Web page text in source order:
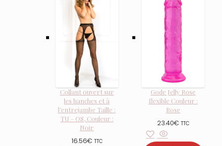
Collant ouvert sur
les hanches et à
l’entrejambe Taille :
TU – OS, Couleur :
Noir
16.56€ TTC
Gode Jelly Rose
flexible Couleur :
Rose
23.40€ TTC